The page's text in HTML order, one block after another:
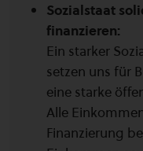
Sozialstaat
finanzieren:
Ein starker
setzen uns für
eine starke
Alle
Finanzierung